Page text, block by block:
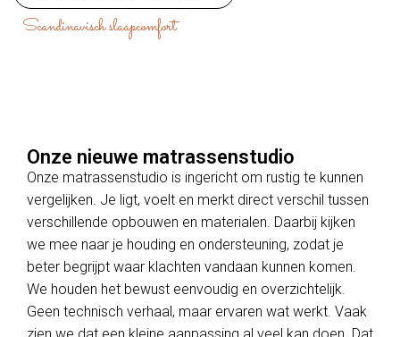
Scandinavisch slaapcomfort
Onze nieuwe matrassenstudio
Onze matrassenstudio is ingericht om rustig te kunnen
vergelijken. Je ligt, voelt en merkt direct verschil tussen
verschillende opbouwen en materialen. Daarbij kijken
we mee naar je houding en ondersteuning, zodat je
beter begrijpt waar klachten vandaan kunnen komen.
We houden het bewust eenvoudig en overzichtelijk.
Geen technisch verhaal, maar ervaren wat werkt. Vaak